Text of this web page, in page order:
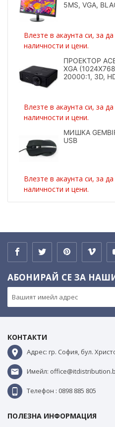
5MS, VGA,
Влезте в акаунта си, за
наличности и цени.
ПРОЕКТОР
XGA
20000:1, 3D,
Влезте в акаунта си, за
наличности и цени.
МИШКА
USB
Влезте в акаунта си, за
наличности и цени.
АБОНИРАЙ СЕ ЗА
КОНТАКТИ
Адрес: гр. София, бул.
Имейл:
Телефон : 0898 885 805
ПОЛЕЗНА ИНФОРМАЦИЯ